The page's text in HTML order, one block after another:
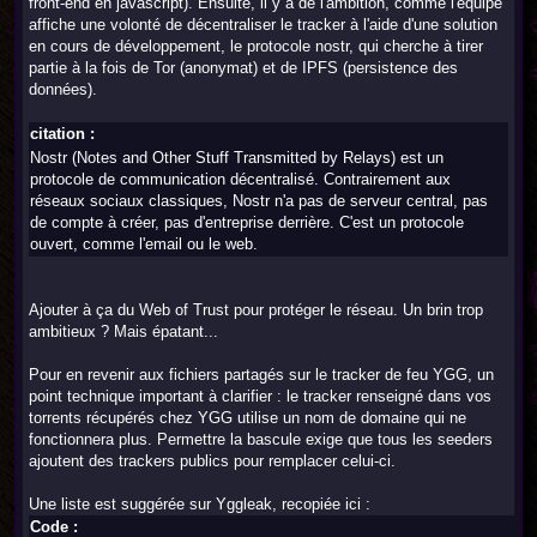
affiche une volonté de décentraliser le tracker à l'aide d'une solution
en cours de développement, le protocole nostr, qui cherche à tirer
partie à la fois de Tor (anonymat) et de IPFS (persistence des
données).
citation :
Nostr (Notes and Other Stuff Transmitted by Relays) est un
protocole de communication décentralisé. Contrairement aux
réseaux sociaux classiques, Nostr n'a pas de serveur central, pas
de compte à créer, pas d'entreprise derrière. C'est un protocole
ouvert, comme l'email ou le web.
Ajouter à ça du Web of Trust pour protéger le réseau. Un brin trop
ambitieux ? Mais épatant...
Pour en revenir aux fichiers partagés sur le tracker de feu YGG, un
point technique important à clarifier : le tracker renseigné dans vos
torrents récupérés chez YGG utilise un nom de domaine qui ne
fonctionnera plus. Permettre la bascule exige que tous les seeders
ajoutent des trackers publics pour remplacer celui-ci.
Une liste est suggérée sur Yggleak, recopiée ici :
Code :